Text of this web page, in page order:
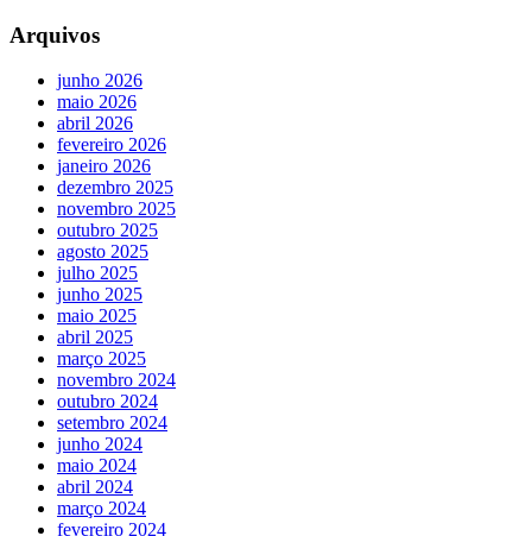
Arquivos
junho 2026
maio 2026
abril 2026
fevereiro 2026
janeiro 2026
dezembro 2025
novembro 2025
outubro 2025
agosto 2025
julho 2025
junho 2025
maio 2025
abril 2025
março 2025
novembro 2024
outubro 2024
setembro 2024
junho 2024
maio 2024
abril 2024
março 2024
fevereiro 2024